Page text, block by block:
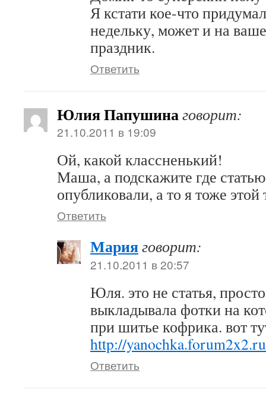
Я кстати кое-что
недельку, может и на
праздник.
Ответить
Юлия Папушинаговорит:
21.10.2011 в 19:09
Ой, какой классненький!
Маша, а подскажите где
опубликовали, а то я тоже
Ответить
Марияговорит:
21.10.2011 в 20:57
Юля. это не статья,
выкладывала фотки на
при шитье кофрика. вот
http://
Ответить